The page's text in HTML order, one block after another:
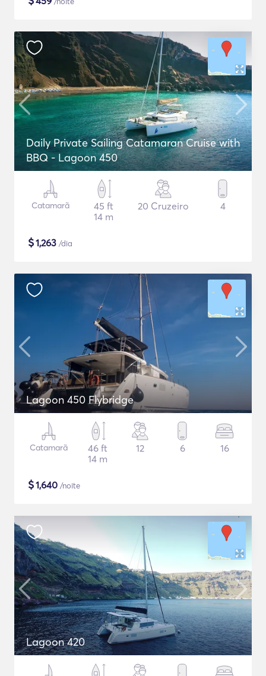
Daily Private Sailing Catamaran Cruise with
BBQ - Lagoon 450
Catamarã
45 ft
14 m
20 Cruzeiro 4
$1,263 /dia
Lagoon 450 Flybridge
Catamarã
46 ft
14 m
12 6 16
$1,640 /noite
Lagoon 420